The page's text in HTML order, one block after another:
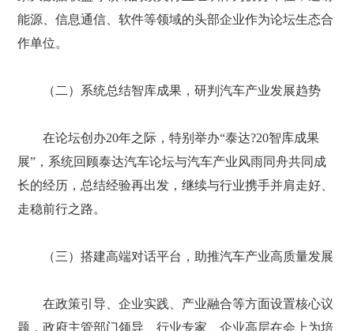
能源、信息通信、软件等领域的头部企业作为论坛生态合
作单位。
（二）系统总结智库成果，研判汽车产业发展趋势
在论坛创办20年之际，特别举办“泰达?20智库成果
展”，系统回顾泰达汽车论坛与汽车产业风雨同舟共同成
长的经历，总结经验再出发，继续与行业携手并肩走好、
走稳前行之路。
（三）搭建高端对话平台，助推汽车产业高质量发展
在政策引导、企业实践、产业融合等方面设置核心议
题，政府主管部门领导、行业专家、企业高层在会上为培